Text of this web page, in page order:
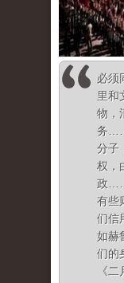
必须
里和
物，
务……
分子
权，
政……
有些
们信
如赫
们的
《二